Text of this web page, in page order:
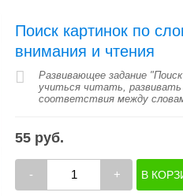
Поиск картинок по
внимания и чтения
Развивающее задание
учиться читать, развивать
соответствия между
55 руб.
- +